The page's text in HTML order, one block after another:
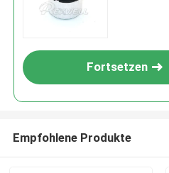
Fortsetzen
Empfohlene Produkte